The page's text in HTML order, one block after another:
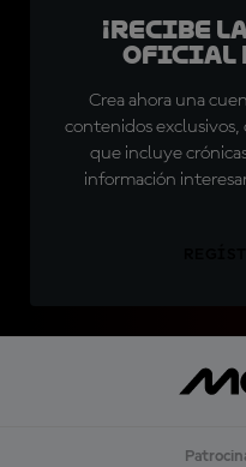
¡Recibe
oficial
Crea ahora una
contenidos exclusivos,
que incluye
información